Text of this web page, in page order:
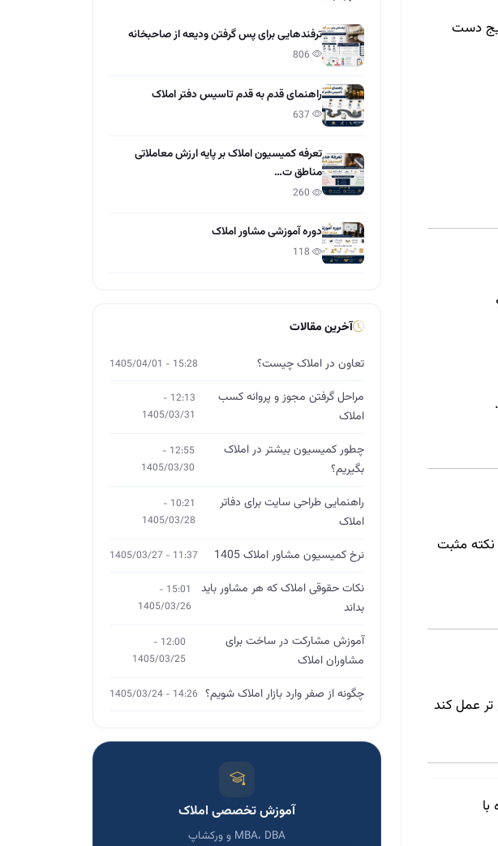
دست
تمرین کنید و یک نکته مثبت
تر عمل کند
ترفندهایی برای پس گرفتن ودیعه از صاحبخانه
راهنمای قدم به قدم تاسیس دفتر املاک
تعرفه کمیسیون املاک بر پایه ارزش معاملاتی
مناطق ت…
دوره آموزشی مشاور املاک
آخرین مقالات
تعاون در املاک چیست؟ 15:28 - 1405/04/01
مراحل گرفتن مجوز و پروانه کسب
املاک
12:13 -
1405/03/31
چطور کمیسیون بیشتر در املاک
بگیریم؟
12:55 -
1405/03/30
راهنمایی طراحی سایت برای دفاتر
املاک
10:21 -
1405/03/28
نرخ کمیسیون مشاور املاک 1405 11:37 - 1405/03/27
نکات حقوقی املاک که هر مشاور باید
بداند
15:01 -
1405/03/26
آموزش مشارکت در ساخت برای
مشاوران املاک
12:00 -
1405/03/25
چگونه از صفر وارد بازار املاک شویم؟ 14:26 - 1405/03/24
آموزش تخصصی املاک
MBA، DBA و ورکشاپ